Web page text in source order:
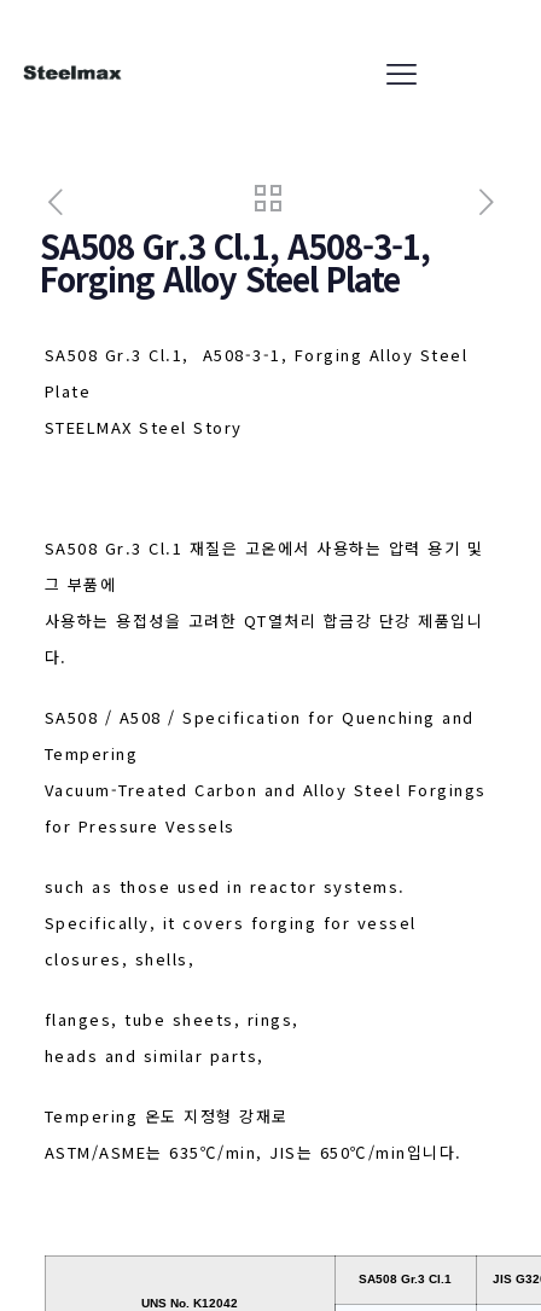
SA508 Gr.3 Cl.1, A508-3-1,
Forging Alloy Steel Plate
SA508 Gr.3 Cl.1, A508-3-1, Forging Alloy Steel
Plate
STEELMAX Steel Story
SA508 Gr.3 Cl.1 재질은 고온에서 사용하는 압력 용기 및
그 부품에
사용하는 용접성을 고려한 QT열처리 합금강 단강 제품입니
다.
SA508 / A508 / Specification for Quenching and
Tempering
Vacuum-Treated Carbon and Alloy Steel Forgings
for Pressure Vessels
such as those used in reactor systems.
Specifically, it covers forging for vessel
closures, shells,
flanges, tube sheets, rings,
heads and similar parts,
Tempering 온도 지정형 강재로
ASTM/ASME는 635℃/min, JIS는 650℃/min입니다.
UNS No. K12042
SA508 Gr.3 Cl.1 JIS